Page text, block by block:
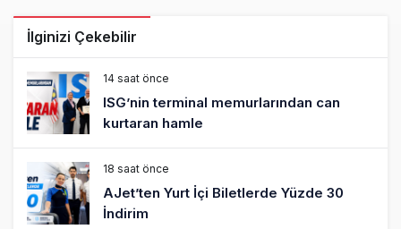
İlginizi Çekebilir
14 saat önce
ISG’nin terminal memurlarından can
kurtaran hamle
18 saat önce
AJet’ten Yurt İçi Biletlerde Yüzde 30
İndirim